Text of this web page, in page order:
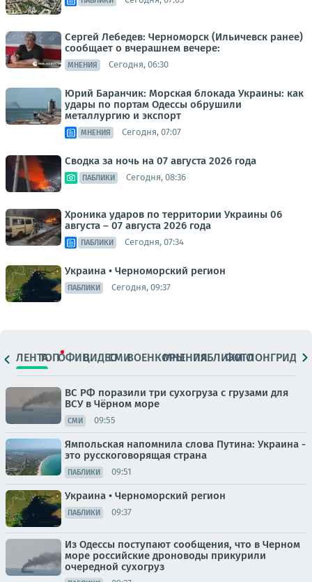
Сергей Лебедев: Черноморск (Ильичевск ранее)
сообщает о вчерашнем вечере:
МНЕНИЯ Сегодня, 06:30
Юрий Баранчик: Морская блокада Украины: как
удары по портам Одессы обрушили
металлургию и экспорт
МНЕНИЯ Сегодня, 07:07
Сводка за ночь на 07 августа 2026 года
ПАБЛИКИ Сегодня, 08:36
Хроника ударов по территории Украины 06
августа – 07 августа 2026 года
ПАБЛИКИ Сегодня, 07:34
Украина • Черноморский регион
ПАБЛИКИ Сегодня, 09:37
ЛЕНТАТОПОФИЦ.ВИДЕОСМИВОЕНКОРЫМНЕНИЯПАБЛИКИ
ФОТОЛОНГРИДЫ
ВС РФ поразили три сухогруза с грузами для
ВСУ в Чёрном море
СМИ 09:55
Ямпольская напомнила слова Путина: Украина -
это русскоговорящая страна
ПАБЛИКИ 09:51
Украина • Черноморский регион
ПАБЛИКИ 09:37
Из Одессы поступают сообщения, что в Черном
море российские дроноводы прикурили
очередной сухогруз